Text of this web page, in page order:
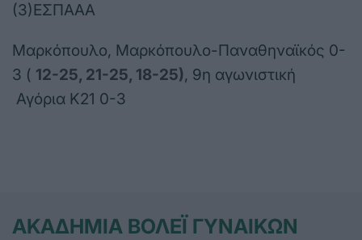
(3)ΕΣΠΑΑΑ
Μαρκόπουλο, Μαρκόπουλο-Παναθηναϊκός 0-
3 ( 12-25, 21-25, 18-25), 9η αγωνιστική
Αγόρια Κ21 0-3
ΑΚΑΔΗΜΙΑ ΒΟΛΕΪ ΓΥΝΑΙΚΩΝ